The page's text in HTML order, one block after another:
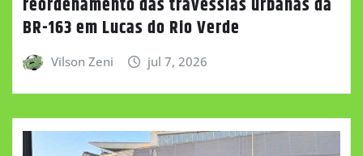
reordenamento das travessias urbanas da
BR-163 em Lucas do Rio Verde
Vilson Zeni jul 7, 2026